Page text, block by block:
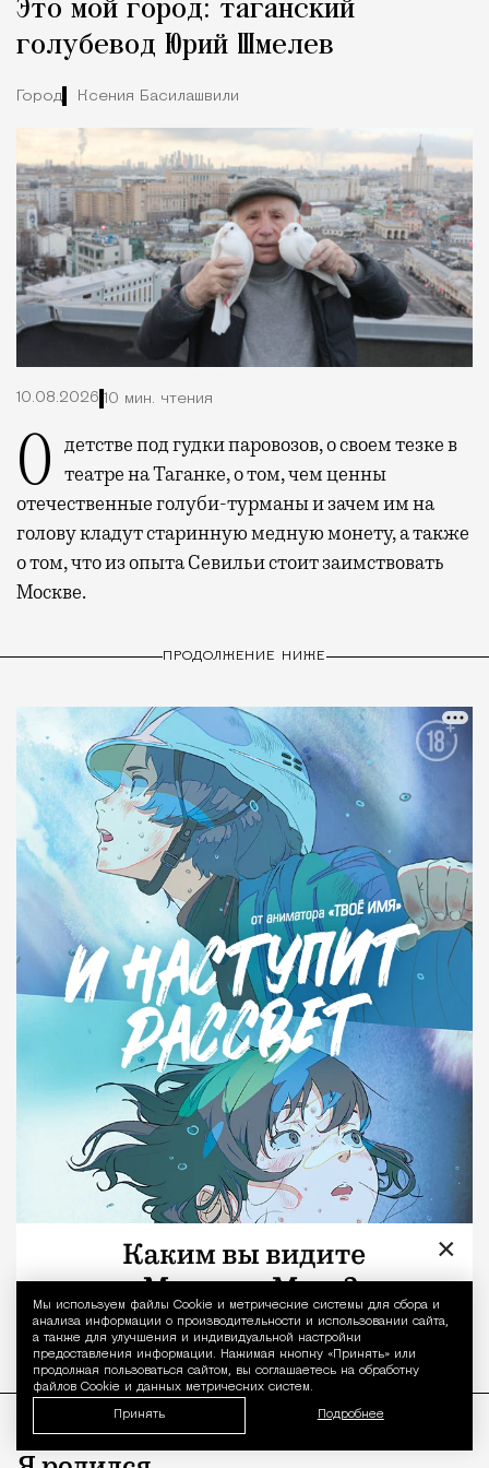
Уведомление
Мы используем файлы Сookie и метрические системы для сбора и
анализа информации о производительности и использовании сайта,
а также для улучшения и индивидуальной настройки
предоставления информации. Нажимая кнопку «Принять» или
продолжая пользоваться сайтом, вы соглашаетесь на обработку
файлов Cookie и данных метрических систем.
Принять Подробнее
Город
Это мой город: таганский
голубевод Юрий Шмелев
Город Ксения Басилашвили
10.08.2026 10 мин. чтения
О детстве под гудки паровозов, о своем тезке в театре на Таганке, о том, чем ценны
отечественные голуби-турманы и зачем им на
голову кладут старинную медную монету, а также
о том, что из опыта Севильи стоит заимствовать
Москве.
ПРОДОЛЖЕНИЕ НИЖЕ
×